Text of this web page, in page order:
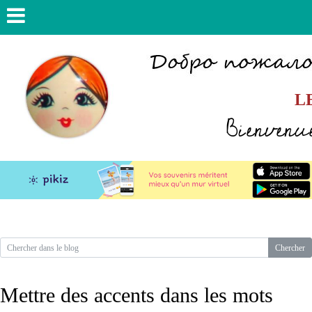
Mettre des accents dans les mots